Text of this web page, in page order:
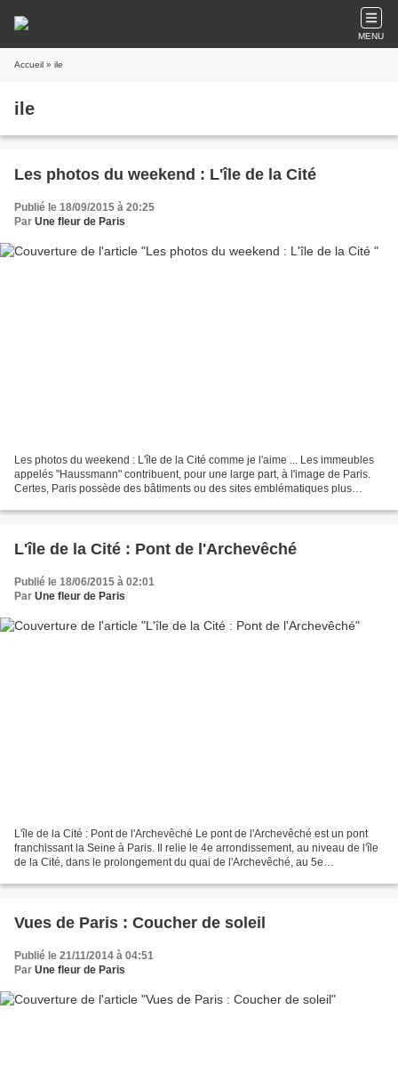
MENU
Accueil » ile
ile
Les photos du weekend : L'île de la Cité
Publié le 18/09/2015 à 20:25
Par Une fleur de Paris
Les photos du weekend : L'île de la Cité comme je l'aime ... Les immeubles
appelés "Haussmann" contribuent, pour une large part, à l'image de Paris.
Certes, Paris possède des bâtiments ou des sites emblématiques plus
L'île de la Cité : Pont de l'Archevêché
Publié le 18/06/2015 à 02:01
Par Une fleur de Paris
L'île de la Cité : Pont de l'Archevêché Le pont de l'Archevêché est un pont
franchissant la Seine à Paris. Il relie le 4e arrondissement, au niveau de l'île
de la Cité, dans le prolongement du quai de l'Archevêché, au 5e
Vues de Paris : Coucher de soleil
Publié le 21/11/2014 à 04:51
Par Une fleur de Paris